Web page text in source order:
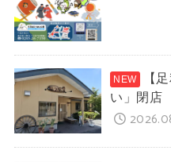
【
い」閉店